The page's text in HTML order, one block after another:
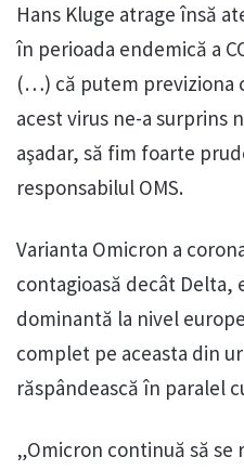
Hans Kluge atrage însă
în perioada endemică a
(…) că putem previziona
acest virus ne-a surprins
aşadar, să fim foarte
responsabilul OMS.
Varianta Omicron a
contagioasă decât Delta,
dominantă la nivel
complet pe aceasta din
răspândească în paralel
„Omicron continuă să se